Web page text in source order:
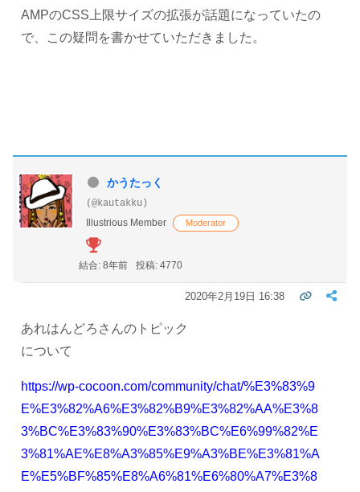
AMPのCSS上限サイズの拡張が話題になっていたの
で、この疑問を書かせていただきました。
かうたっく
(@kautakku)
Illustrious Member
Moderator
結合: 8年前 投稿: 4770
2020年2月19日 16:38
あれはんどろさんのトピック
について
https://wp-cocoon.com/community/chat/%E3%83%9
E%E3%82%A6%E3%82%B9%E3%82%AA%E3%8
3%BC%E3%83%90%E3%83%BC%E6%99%82%E
3%81%AE%E8%A3%85%E9%A3%BE%E3%81%A
E%E5%BF%85%E8%A6%81%E6%80%A7%E3%8